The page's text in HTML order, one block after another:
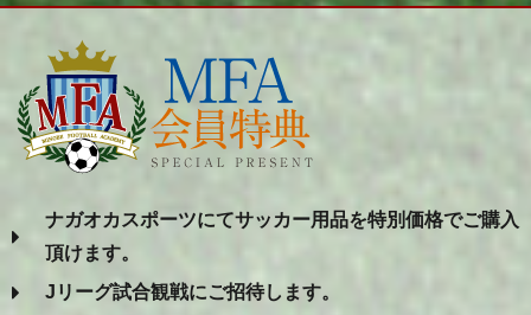
ナガオカスポーツにてサッカー用品を特別価格でご購入
頂けます。
Jリーグ試合観戦にご招待します。